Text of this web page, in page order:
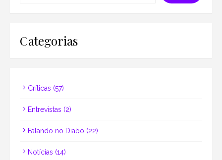
Categorias
Críticas (57)
Entrevistas (2)
Falando no Diabo (22)
Notícias (14)